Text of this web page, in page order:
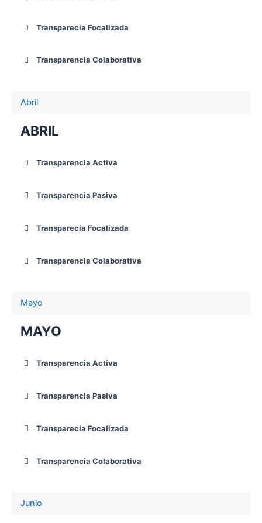
Transparecia Focalizada
Transparencia Colaborativa
Abril
ABRIL
Transparencia Activa
Transparencia Pasiva
Transparecia Focalizada
Transparencia Colaborativa
Mayo
MAYO
Transparencia Activa
Transparencia Pasiva
Transparecia Focalizada
Transparencia Colaborativa
Junio